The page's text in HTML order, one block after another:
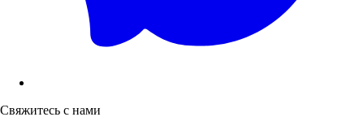
Свяжитесь с нами